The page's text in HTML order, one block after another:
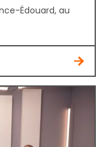
Édouard, au